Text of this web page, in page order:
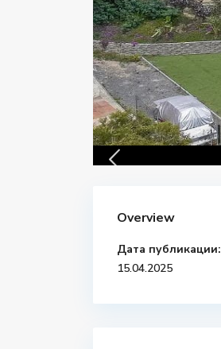
Overview
Дата публикации:
15.04.2025